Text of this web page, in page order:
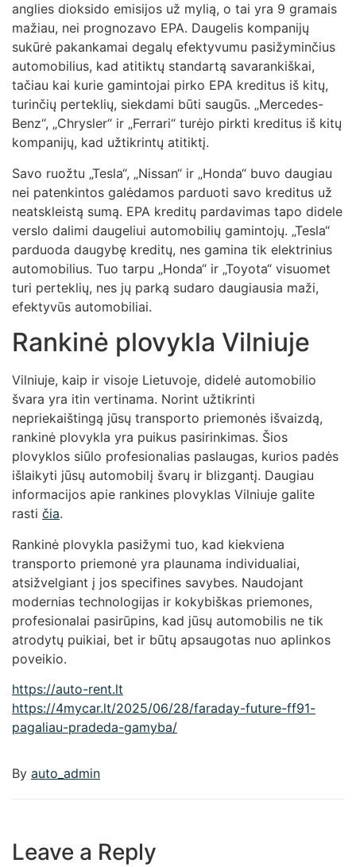
anglies dioksido emisijos už mylią, o tai yra 9 gramais
mažiau, nei prognozavo EPA. Daugelis kompanijų
sukūrė pakankamai degalų efektyvumu pasižyminčius
automobilius, kad atitiktų standartą savarankiškai,
tačiau kai kurie gamintojai pirko EPA kreditus iš kitų,
turinčių perteklių, siekdami būti saugūs. „Mercedes-
Benz“, „Chrysler“ ir „Ferrari“ turėjo pirkti kreditus iš kitų
kompanijų, kad užtikrintų atitiktį.
Savo ruožtu „Tesla“, „Nissan“ ir „Honda“ buvo daugiau
nei patenkintos galėdamos parduoti savo kreditus už
neatskleistą sumą. EPA kreditų pardavimas tapo didele
verslo dalimi daugeliui automobilių gamintojų. „Tesla“
parduoda daugybę kreditų, nes gamina tik elektrinius
automobilius. Tuo tarpu „Honda“ ir „Toyota“ visuomet
turi perteklių, nes jų parką sudaro daugiausia maži,
efektyvūs automobiliai.
Rankinė plovykla Vilniuje
Vilniuje, kaip ir visoje Lietuvoje, didelė automobilio
švara yra itin vertinama. Norint užtikrinti
nepriekaištingą jūsų transporto priemonės išvaizdą,
rankinė plovykla yra puikus pasirinkimas. Šios
plovyklos siūlo profesionalias paslaugas, kurios padės
išlaikyti jūsų automobilį švarų ir blizgantį. Daugiau
informacijos apie rankines plovyklas Vilniuje galite
rasti čia.
Rankinė plovykla pasižymi tuo, kad kiekviena
transporto priemonė yra plaunama individualiai,
atsižvelgiant į jos specifines savybes. Naudojant
modernias technologijas ir kokybiškas priemones,
profesionalai pasirūpins, kad jūsų automobilis ne tik
atrodytų puikiai, bet ir būtų apsaugotas nuo aplinkos
poveikio.
https://auto-rent.lt
https://4mycar.lt/2025/06/28/faraday-future-ff91-
pagaliau-pradeda-gamyba/
By auto_admin
Leave a Reply